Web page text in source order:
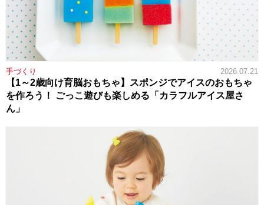
手づくり 2026.07.21
【1～2歳向け育脳おもちゃ】スポンジでアイスのおもちゃ
を作ろう！ ごっこ遊びも楽しめる「カラフルアイス屋さ
ん」